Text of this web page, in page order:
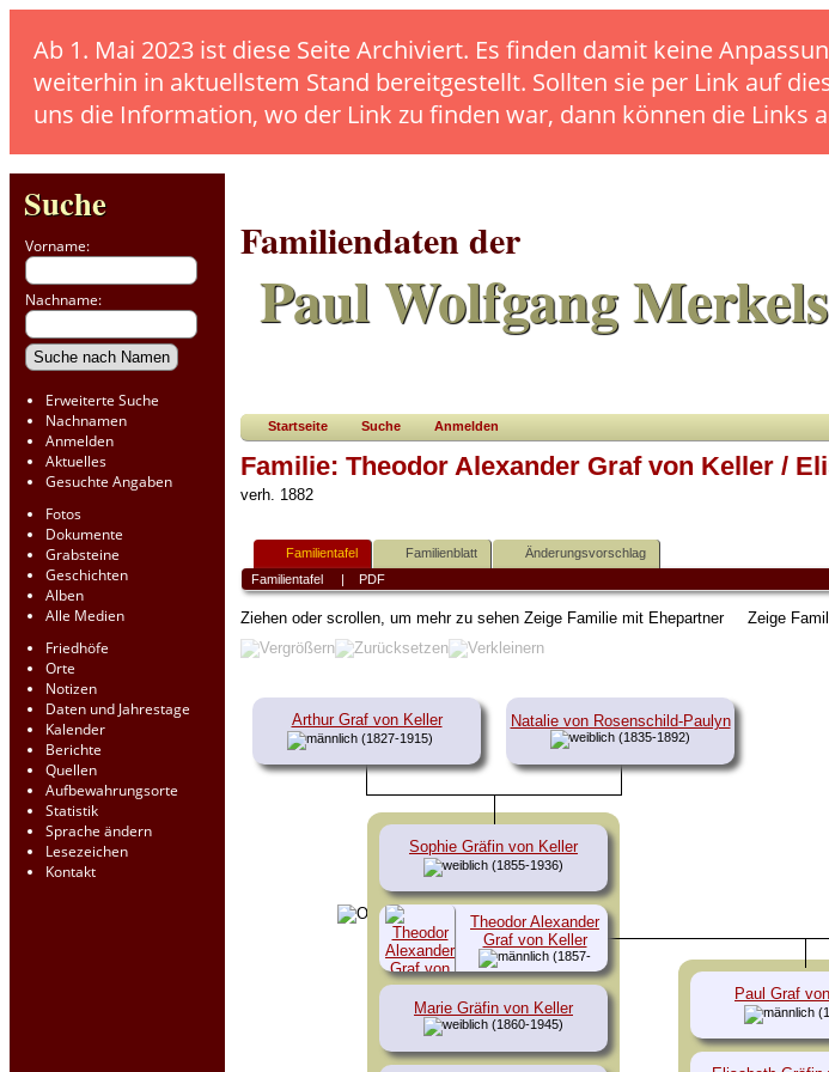
Ab 1. Mai 2023 ist diese Seite Archiviert. Es finden damit keine
weiterhin in aktuellstem Stand bereitgestellt. Sollten sie per Link auf
uns die Information, wo der Link zu finden war, dann können die Links
Suche
Vorname:
Nachname:
Erweiterte Suche
Nachnamen
Anmelden
Aktuelles
Gesuchte Angaben
Fotos
Dokumente
Grabsteine
Geschichten
Alben
Alle Medien
Friedhöfe
Orte
Notizen
Daten und Jahrestage
Kalender
Berichte
Quellen
Aufbewahrungsorte
Statistik
Sprache ändern
Lesezeichen
Kontakt
Familiendaten der
Paul Wolfgang
Startseite Suche Anmelden
Familie: Theodor Alexander Graf von Keller /
verh. 1882
Familientafel Familienblatt
Änderungsvorschlag
Familientafel
| PDF
Ziehen oder scrollen, um mehr zu sehen Zeige Familie mit Ehepartner Zeige
Arthur Graf von Keller
(1827-1915)
Natalie von Rosenschild-Paulyn
(1835-1892)
Sophie Gräfin von Keller
(1855-1936)
Marie Gräfin von Keller
(1860-1945)
Theodor Alexander
Graf von Keller
(1857-
1918)
Paul Graf